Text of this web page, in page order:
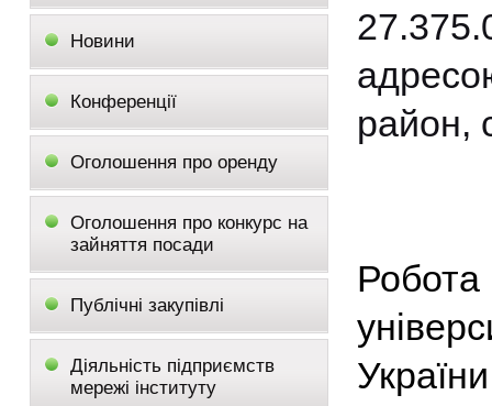
Новини
Конференції
Оголошення про оренду
Оголошення про конкурс на
зайняття посади
Публічні закупівлі
Діяльність підприємств
мережі інституту
район,
України